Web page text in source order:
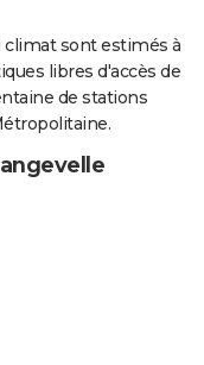
climat sont estimés à
libres d'accès de
de stations